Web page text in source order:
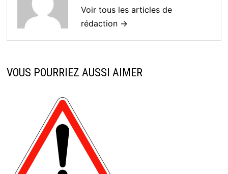
Voir tous les articles de
rédaction →
VOUS POURRIEZ AUSSI AIMER